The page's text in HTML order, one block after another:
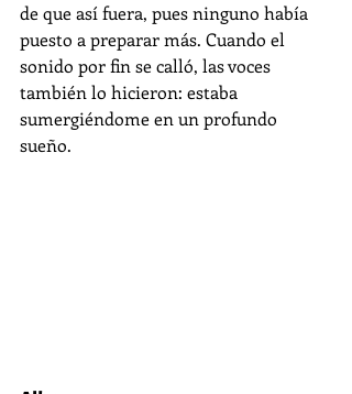
de que así fuera, pues ninguno había
puesto a preparar más. Cuando el
sonido por fin se calló, las voces
también lo hicieron: estaba
sumergiéndome en un profundo
sueño.